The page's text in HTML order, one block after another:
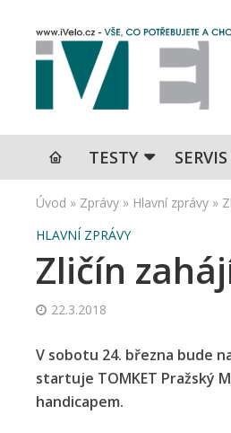
TESTY SERVIS
Úvod » Zprávy » Hlavní zprávy »
HLAVNÍ ZPRÁVY
Zličín
22.3.2018
V sobotu 24. března bude
startuje TOMKET Pražský
handicapem.